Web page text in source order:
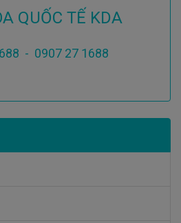
QUỐC TẾ KDA
- 0907 27 1688